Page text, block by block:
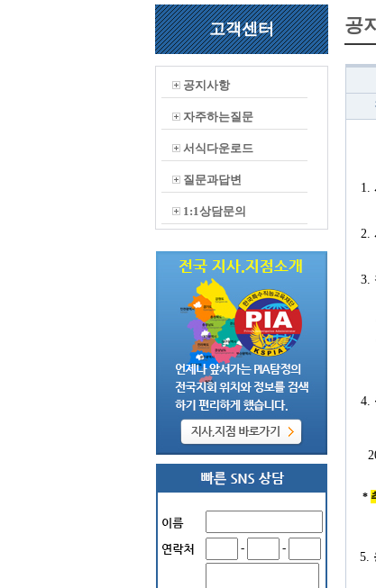
고객센터
공지사항
자주하는질문
서식다운로드
질문과답변
1:1상담문의
- -
공
1.
2.
3.
4.
*
5.